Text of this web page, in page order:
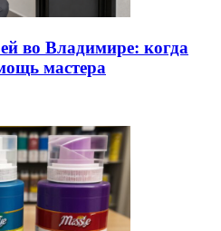
во Владимире: когда
мастера